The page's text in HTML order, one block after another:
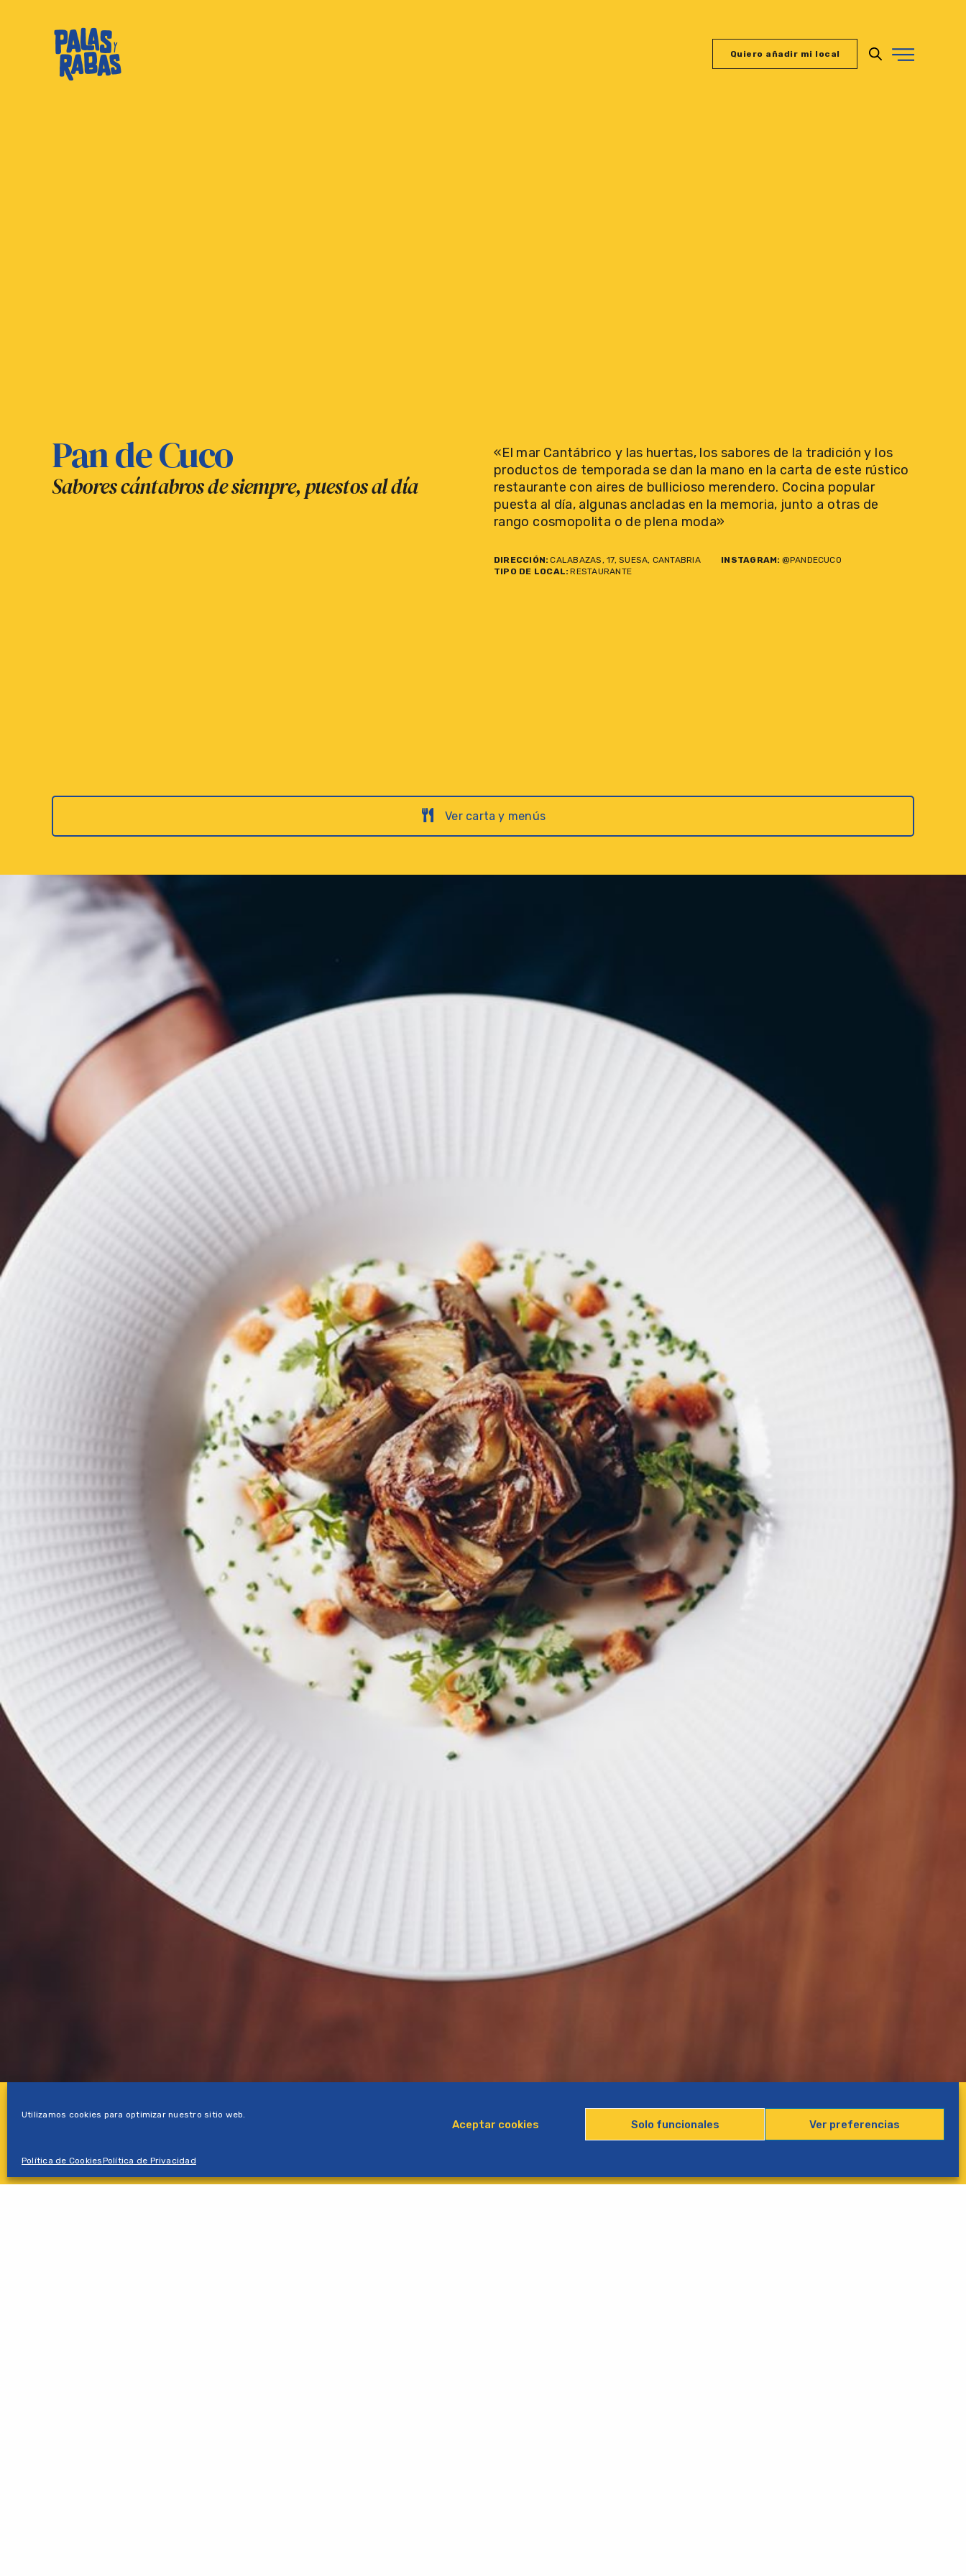
Utilizamos cookies para optimizar nuestro sitio web.
Aceptar cookies Solo funcionales Ver preferencias
Política de CookiesPolítica de Privacidad
Quiero añadir mi local
Pan de Cuco
Sabores cántabros de siempre, puestos al día
«El mar Cantábrico y las huertas, los sabores de la tradición y los
productos de temporada se dan la mano en la carta de este rústico
restaurante con aires de bullicioso merendero. Cocina popular
puesta al día, algunas ancladas en la memoria, junto a otras de
rango cosmopolita o de plena moda»
DIRECCIÓN: CALABAZAS, 17, SUESA, CANTABRIA INSTAGRAM: @PANDECUCO
TIPO DE LOCAL: RESTAURANTE
Ver carta y menús